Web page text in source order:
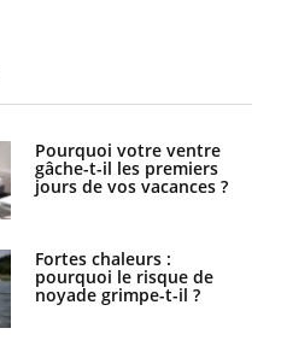
Pourquoi votre ventre
gâche-t-il les premiers
jours de vos vacances ?
Fortes chaleurs :
pourquoi le risque de
noyade grimpe-t-il ?
Pourquoi manger moins
de protéines pourrait
finalement être bénéfique
Grossesse et chaleur : ce
que dit la science